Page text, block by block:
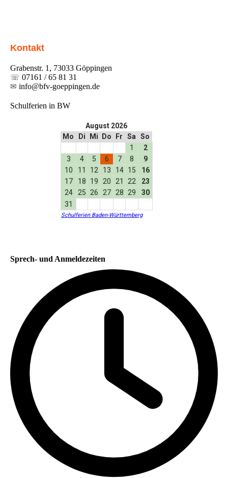
Kontakt
Grabenstr. 1, 73033 Göppingen
☏ 07161 / 65 81 31
✉ info@bfv-goeppingen.de
Schulferien in BW
Sprech- und Anmeldezeiten